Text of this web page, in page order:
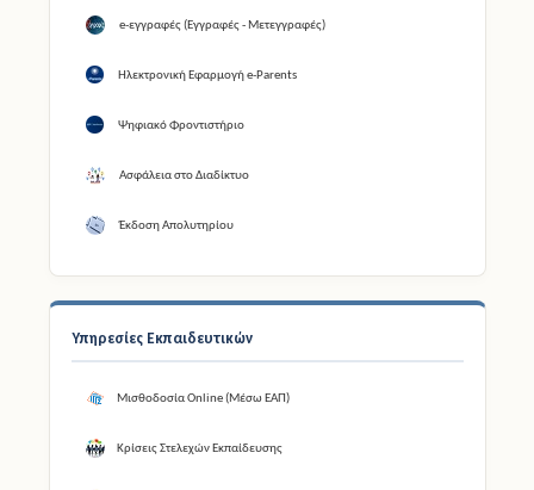
e-εγγραφές (Εγγραφές - Μετεγγραφές)
Ηλεκτρονική Εφαρμογή e-Parents
Ψηφιακό Φροντιστήριο
Ασφάλεια στο Διαδίκτυο
Έκδοση Απολυτηρίου
Υπηρεσίες Εκπαιδευτικών
Μισθοδοσία Online (Μέσω ΕΑΠ)
Κρίσεις Στελεχών Εκπαίδευσης